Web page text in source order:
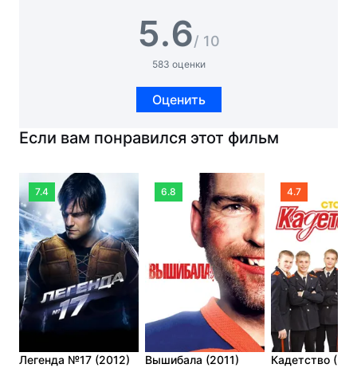
5.6/ 10
583 оценки
Оценить
Если вам понравился этот фильм
7.4
Легенда №17 (2012)
6.8
Вышибала (2011)
4.7
Кадетство